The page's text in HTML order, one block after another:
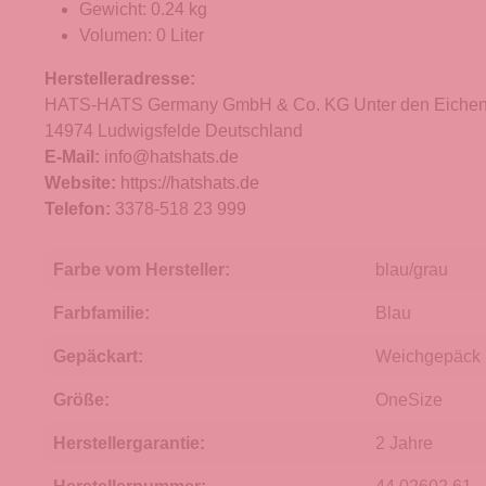
Gewicht: 0.24 kg
Volumen: 0 Liter
Herstelleradresse:
HATS-HATS Germany GmbH & Co. KG Unter den
14974 Ludwigsfelde Deutschland
E-Mail: info@hatshats.de
Website: https://hatshats.de
Telefon: 3378-518 23 999
Farbe vom Hersteller: blau/grau
Farbfamilie: Blau
Gepäckart: Weichgepäck
Größe: OneSize
Herstellergarantie: 2 Jahre